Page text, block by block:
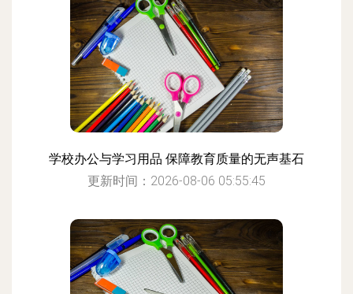
学校办公与学习用品 保障教育质量的无声基石
更新时间：2026-08-06 05:55:45